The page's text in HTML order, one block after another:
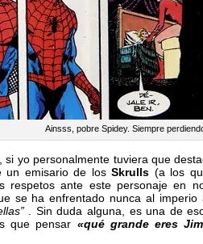
Ainsss, pobre Spidey. Siempre
si yo personalmente tuviera que
un emisario de losSkrulls (a los
respetos ante este personaje en
se ha enfrentado nunca al imperio
. Sin duda alguna, es una de
que pensar «qué grande eres